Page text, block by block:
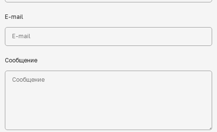
E-mail
Сообщение